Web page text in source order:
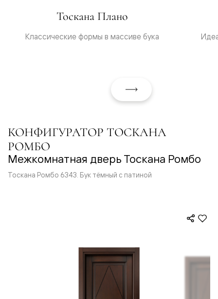
Тоскана Плано
Классические формы в массиве бука
КОНФИГУРАТОР ТОСКАНА
РОМБО
Межкомнатная дверь Тоскана Ромбо
Тоскана Ромбо 6343. Бук тёмный с патиной